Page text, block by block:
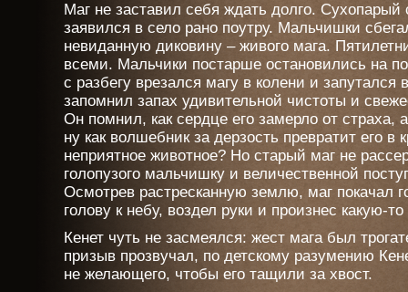
Маг не заставил себя ждать долго. Сухопарый
заявился в село рано поутру. Мальчишки
невиданную диковину – живого мага.
всеми. Мальчики постарше остановились на
с разбегу врезался магу в колени и запутался
запомнил запах удивительной чистоты и
Он помнил, как сердце его замерло от страха,
ну как волшебник за дерзость превратит его в
неприятное животное? Но старый маг не
голопузого мальчишку и величественной
Осмотрев растресканную землю, маг покачал
голову к небу, воздел руки и произнес какую-
Кенет чуть не засмеялся: жест мага был
призыв прозвучал, по детскому разумению
не желающего, чтобы его тащили за хвост.